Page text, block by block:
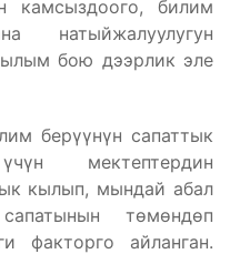
камсыздоого, билим
натыйжалуулугун
бою дээрлик эле
берүүнүн сапаттык
мектептердин
кылып, мындай абал
төмөндөп
факторго айланган.